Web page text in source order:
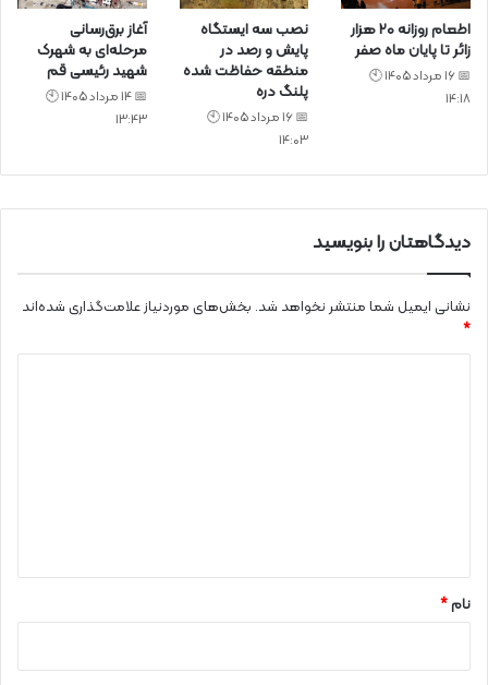
اطعام روزانه ۲۰ هزار
زائر تا پایان ماه صفر
📅 16 مرداد 1405 🕙
14:18
نصب سه ایستگاه
پایش و رصد در
منطقه حفاظت شده
پلنگ دره
📅 16 مرداد 1405 🕙
14:03
آغاز برق‌رسانی
مرحله‌ای به شهرک
شهید رئیسی قم
📅 14 مرداد 1405 🕙
13:43
دیدگاهتان را بنویسید
نشانی ایمیل شما منتشر نخواهد شد. بخش‌های موردنیاز علامت‌گذاری شده‌اند
*
نام*